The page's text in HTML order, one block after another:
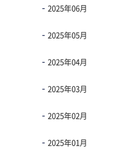
2025年06月
2025年05月
2025年04月
2025年03月
2025年02月
2025年01月